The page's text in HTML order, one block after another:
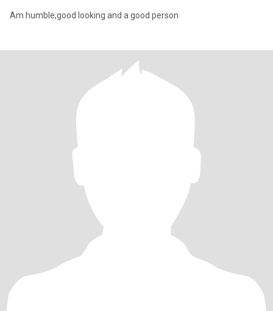
Am humble,good looking and a good person